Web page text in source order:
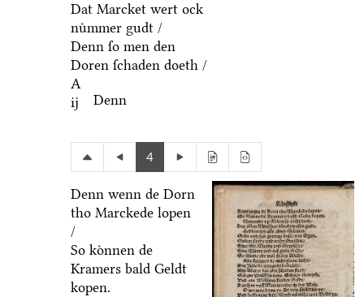
Dat Marcket wert ock
nuͤmmer gudt /
Denn ſo men den
Doren ſchaden doeth /
A
ij
Denn
4
Denn wenn de Dorn
tho Marckede lopen
/
So koͤnnen de
Kramers bald Geldt
kopen.